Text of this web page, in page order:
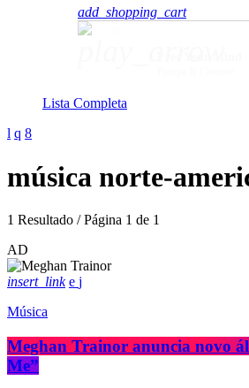
add_shopping_cart
Lista Completa
música norte-
1 Resultado / Página 1 de 1
AD
insert_link
Música
Meghan Trainor anuncia novo
Me”